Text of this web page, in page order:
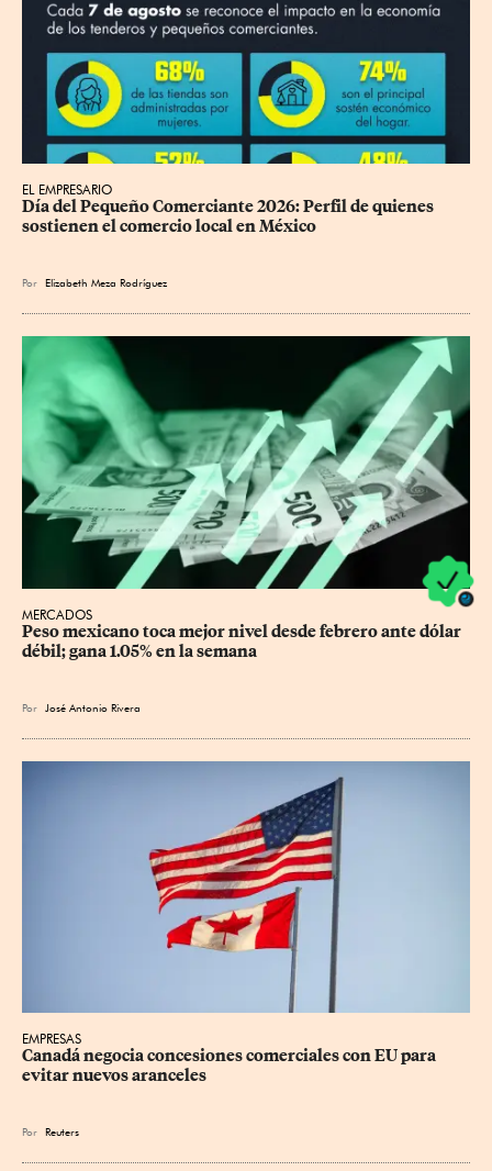
EL EMPRESARIO
Día del Pequeño Comerciante 2026: Perfil de quienes
sostienen el comercio local en México
Por Elizabeth Meza Rodríguez
MERCADOS
Peso mexicano toca mejor nivel desde febrero ante dólar
débil; gana 1.05% en la semana
Por José Antonio Rivera
EMPRESAS
Canadá negocia concesiones comerciales con EU para
evitar nuevos aranceles
Por Reuters